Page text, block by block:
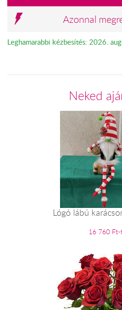
Azonnal
Leghamarabbi kézbesítés: 2026.
Neked
Lógó lábú
16 760